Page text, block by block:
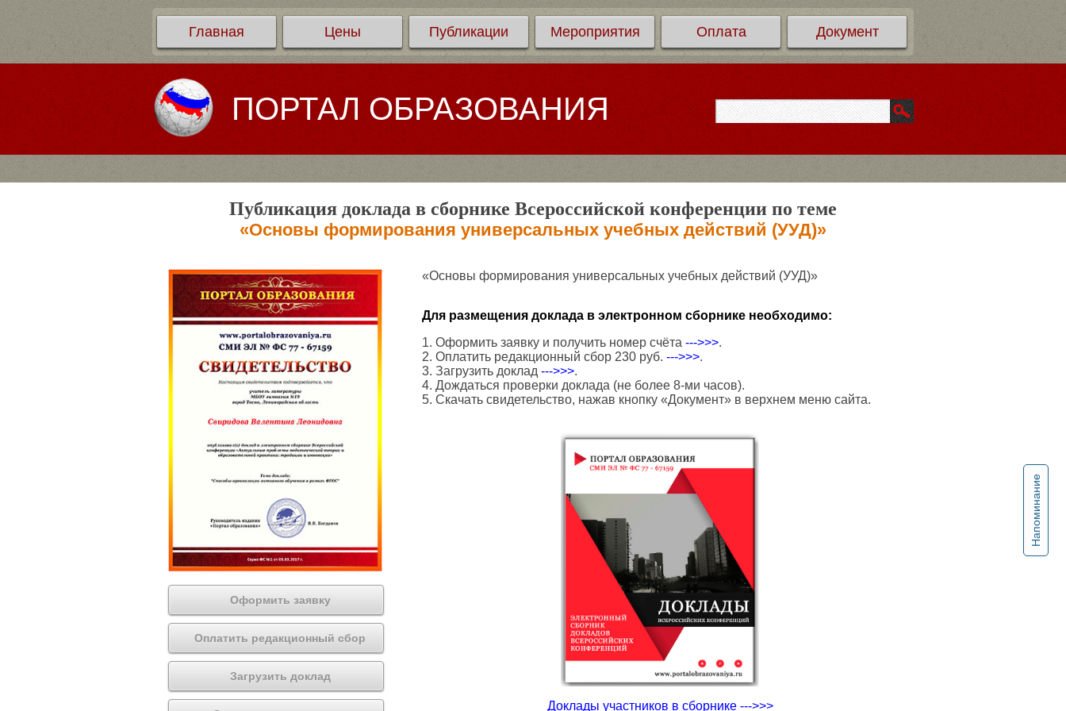
Главная Цены Публикации Мероприятия Оплата Документ
ПОРТАЛ ОБРАЗОВАНИЯ
Напоминание
Публикация доклада в сборнике Всероссийской конференции по теме
«Основы формирования универсальных учебных действий (УУД)»
Оформить заявку
Оплатить редакционный сбор
Загрузить доклад
«Основы формирования универсальных учебных действий (УУД)»
Для размещения доклада в электронном сборнике необходимо:
1. Оформить заявку и получить номер счёта --->>>.
2. Оплатить редакционный сбор 230 руб. --->>>.
3. Загрузить доклад --->>>.
4. Дождаться проверки доклада (не более 8-ми часов).
5. Скачать свидетельство, нажав кнопку «Документ» в верхнем меню сайта.
Доклады участников в сборнике --->>>